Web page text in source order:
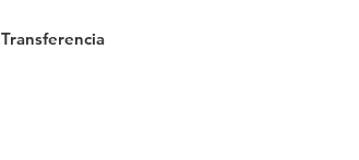
Transferencia